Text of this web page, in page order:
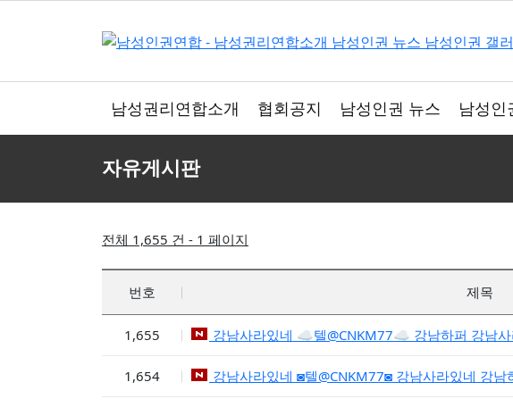
남성권리연합소개 협회공지 남성인권 뉴스 남성인
자유게시판
전체 1,655 건 - 1 페이지
번호
제목
1,655 강남사라있네 ☁텔@CNKM77☁ 강남하퍼 강남사
1,654 강남사라있네 ◙텔@CNKM77◙ 강남사라있네 강남